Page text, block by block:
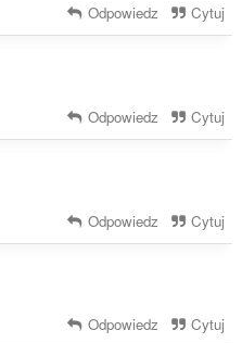
Odpowiedz Cytuj
Odpowiedz Cytuj
Odpowiedz Cytuj
Odpowiedz Cytuj